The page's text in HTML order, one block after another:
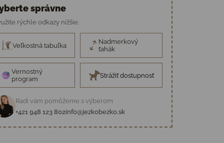
správne
rýchle odkazy nižšie.
Veľkostná tabuľka
Nadmerkový
ťahák
Vernostný
program
Strážiť dostupnosť
Radi vám pomôžeme s výberom
+421 948 123 802info@jezkobezko.sk